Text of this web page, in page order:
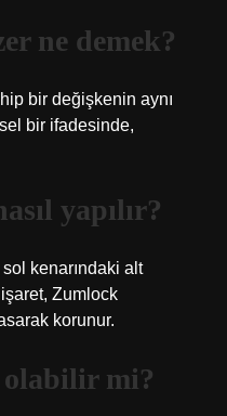
ne demek?
bir değişkenin aynı
bir ifadesinde,
yapılır?
kenarındaki alt
Zumlock
korunur.
olabilir mi?